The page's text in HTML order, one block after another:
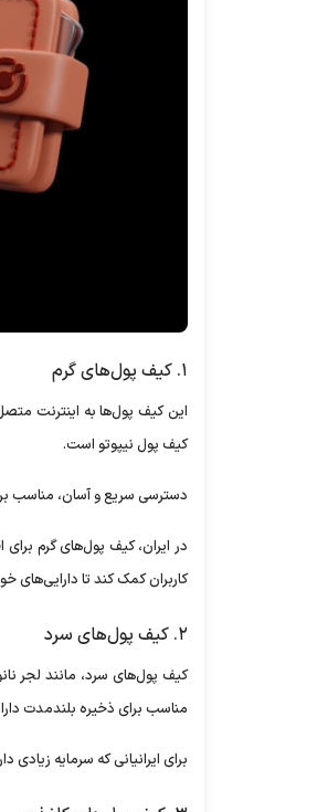
۱. کیف پول‌های گرم
این کیف پول‌ها به اینترنت
کیف پول نیپوتو است.
دسترسی سریع و آسان، مناسب
در ایران، کیف پول‌های گرم
کاربران کمک کند تا دارایی‌های
۲. کیف پول‌های سرد
کیف پول‌های سرد، مانند لجر
مناسب برای ذخیره بلندمدت
برای ایرانیانی که سرمایه